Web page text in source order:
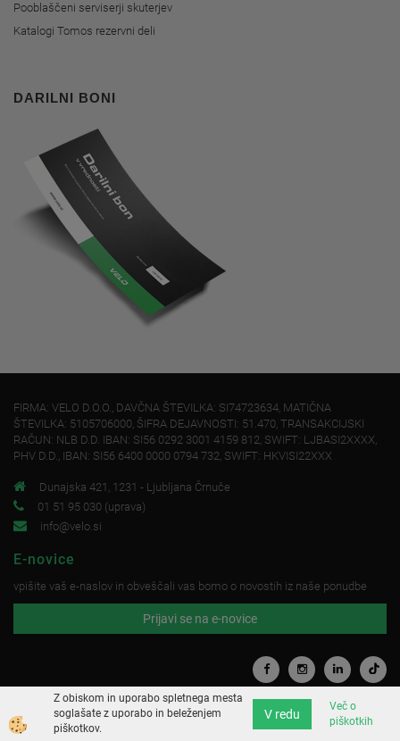
Pooblaščeni serviserji skuterjev
Katalogi Tomos rezervni deli
DARILNI BONI
FIRMA: VELO D.O.O., DAVČNA ŠTEVILKA: SI74723634, MATIČNA
ŠTEVILKA: 5105706000, ŠIFRA DEJAVNOSTI: 51.470, TRANSAKCIJSKI
RAČUN: NLB D.D. IBAN: SI56 0292 3001 4159 812, SWIFT: LJBASI2XXXX,
PHV D.D., IBAN: SI56 6400 0000 0794 732, SWIFT: HKVISI22XXX
Dunajska 421, 1231 - Ljubljana Črnuče
01 51 95 030 (uprava)
info@velo.si
E-novice
vpišite vaš e-naslov in obveščali vas bomo o novostih iz naše ponudbe
Prijavi se na e-novice
Z obiskom in uporabo spletnega mesta
soglašate z uporabo in beleženjem
piškotkov.
V redu
Več o
piškotkih